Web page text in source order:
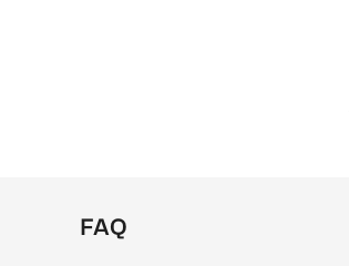
FAQ